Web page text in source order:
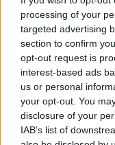
processing of your
targeted advertising
section to confirm
opt-out request is
interest-based ads
us or personal
your opt-out. You
disclosure of your
IAB’s list of